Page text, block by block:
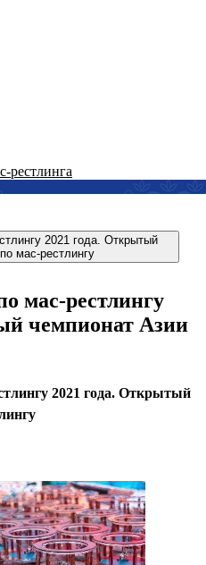
рестлинга
2021 года. Открытый
мас-рестлингу
мас-рестлингу
чемпионат Азии
2021 года. Открытый